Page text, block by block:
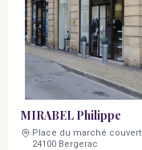
MIRABEL Philippe
Place du marché couvert
24100 Bergerac